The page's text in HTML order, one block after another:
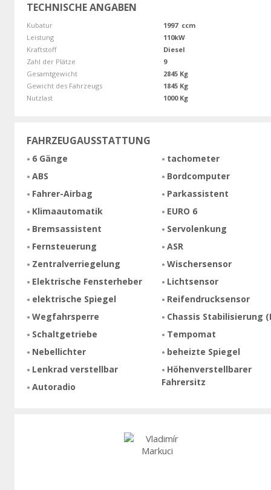
TECHNISCHE ANGABEN
Kubatur
1997 ccm
Leistung
110kW
Kraftstoff
Diesel
Zahl der Plätze
9
Gesamtgewicht
2845 Kg
Gewicht des Fahrzeugs
1845 Kg
Nutzlast
1000 Kg
FAHRZEUGAUSSTATTUNG
6 Gänge
ABS
Fahrer-Airbag
Klimaautomatik
Bremsassistent
Fernsteuerung
Zentralverriegelung
Elektrische Fensterheber
elektrische Spiegel
Wegfahrsperre
Schaltgetriebe
Nebellichter
Lenkrad verstellbar
Autoradio
tachometer
Bordcomputer
Parkassistent
EURO 6
Servolenkung
ASR
Wischersensor
Lichtsensor
Reifendrucksensor
Chassis Stabilisierung
Tempomat
beheizte Spiegel
Höhenverstellbarer
Fahrersitz